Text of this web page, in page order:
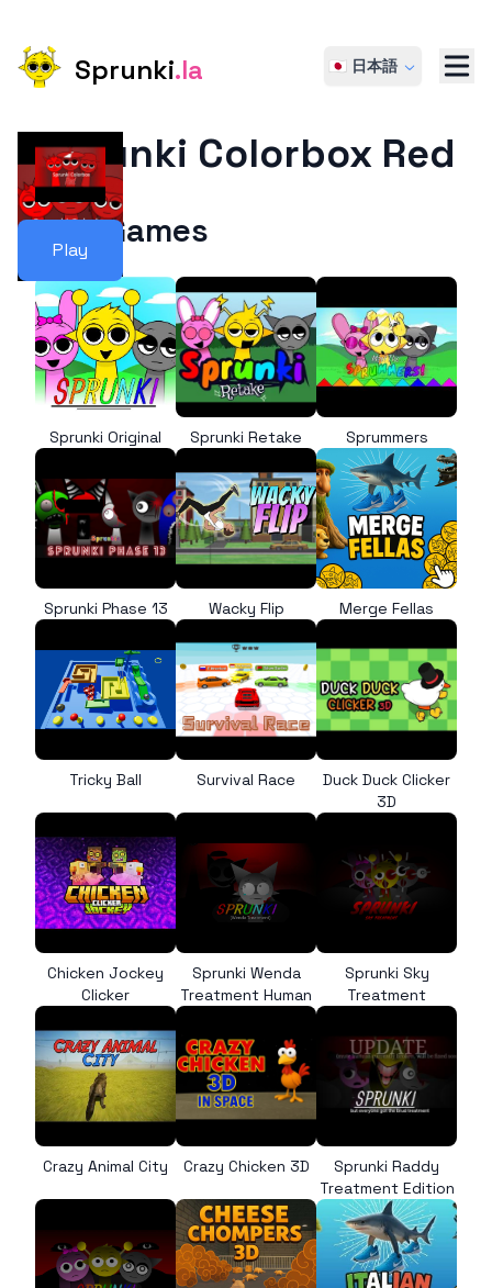
Sprunki.la 🇯🇵 日本語
Play
Sprunki Colorbox Red
More Games
Sprunki Original Sprunki Retake Sprummers
Sprunki Phase 13 Wacky Flip Merge Fellas
Tricky Ball Survival Race
Duck Duck Clicker
3D
Chicken Jockey
Clicker
Sprunki Wenda
Treatment Human
Sprunki Sky
Treatment
Crazy Animal City Crazy Chicken 3D
Sprunki Raddy
Treatment Edition